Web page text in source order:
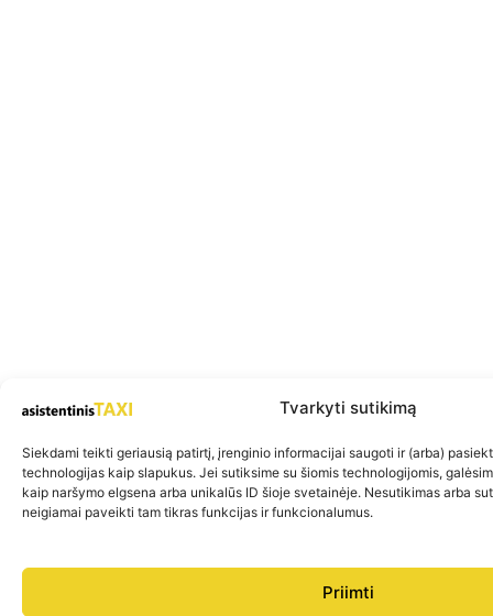
Tvarkyti sutikimą
Siekdami teikti geriausią patirtį, įrenginio informacijai saugoti ir (arba)
technologijas kaip slapukus. Jei sutiksime su šiomis technologijomis,
kaip naršymo elgsena arba unikalūs ID šioje svetainėje. Nesutikimas arba
neigiamai paveikti tam tikras funkcijas ir funkcionalumus.
Priimti